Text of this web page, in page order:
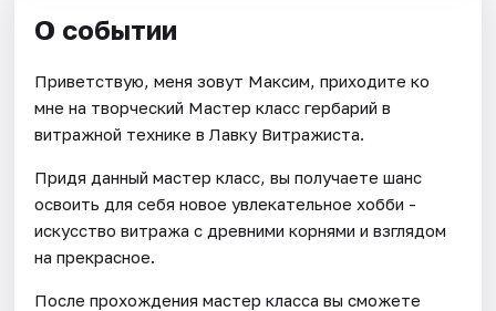
О событии
Приветствую, меня зовут Максим, приходите ко
мне на творческий Мастер класс гербарий в
витражной технике в Лавку Витражиста.
Придя данный мастер класс, вы получаете шанс
освоить для себя новое увлекательное хобби -
искусство витража с древними корнями и взглядом
на прекрасное.
После прохождения мастер класса вы сможете